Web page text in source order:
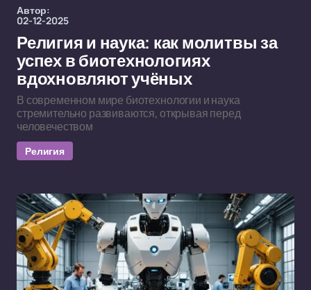
Автор:
02-12-2025
Религия и наука: как молитвы за
успех в биотехнологиях
вдохновляют учёных
В современном мире биотехнологии и наука
стремительно развиваются, открывая перед
человечеством
Религия